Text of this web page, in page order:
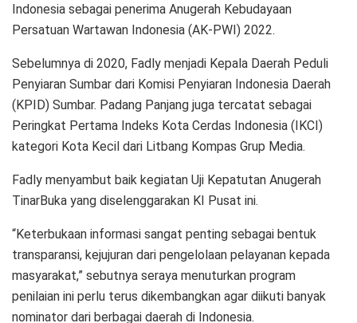
Indonesia sebagai penerima Anugerah Kebudayaan
Persatuan Wartawan Indonesia (AK-PWI) 2022.
Sebelumnya di 2020, Fadly menjadi Kepala Daerah Peduli
Penyiaran Sumbar dari Komisi Penyiaran Indonesia Daerah
(KPID) Sumbar. Padang Panjang juga tercatat sebagai
Peringkat Pertama Indeks Kota Cerdas Indonesia (IKCI)
kategori Kota Kecil dari Litbang Kompas Grup Media.
Fadly menyambut baik kegiatan Uji Kepatutan Anugerah
TinarBuka yang diselenggarakan KI Pusat ini.
“Keterbukaan informasi sangat penting sebagai bentuk
transparansi, kejujuran dari pengelolaan pelayanan kepada
masyarakat,” sebutnya seraya menuturkan program
penilaian ini perlu terus dikembangkan agar diikuti banyak
nominator dari berbagai daerah di Indonesia.